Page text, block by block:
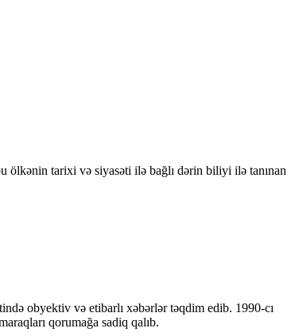
ölkənin tarixi və siyasəti ilə bağlı dərin biliyi ilə tanınan
obyektiv və etibarlı xəbərlər təqdim edib. 1990-cı
qorumağa sadiq qalıb.